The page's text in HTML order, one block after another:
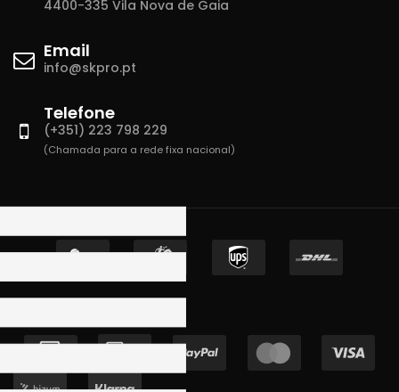
4400-335 Vila Nova de Gaia
Email
info@skpro.pt
Telefone
(+351) 223 798 229
(Chamada para a rede fixa nacional)